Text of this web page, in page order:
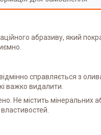
абразиву, який
справляється з
важко видалити.
Не містить мінеральних